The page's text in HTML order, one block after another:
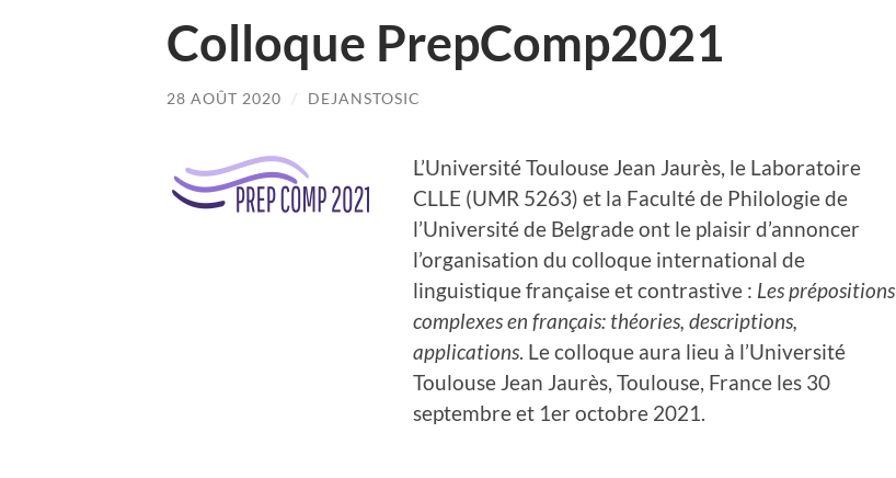
Colloque PrepComp2021
28 AOÛT 2020 / DEJANSTOSIC
L’Université Toulouse Jean Jaurès, le Laboratoire
CLLE (UMR 5263) et la Faculté de Philologie de
l’Université de Belgrade ont le plaisir d’annoncer
l’organisation du colloque international de
linguistique française et contrastive : Les prépositions
complexes en français: théories, descriptions,
applications. Le colloque aura lieu à l’Université
Toulouse Jean Jaurès, Toulouse, France les 30
septembre et 1er octobre 2021.